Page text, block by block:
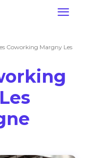
Coworking Margny Les